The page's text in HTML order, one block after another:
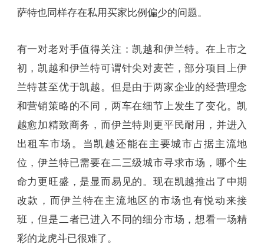
萨特也同样存在私用买家比例偏少的问题。
有一对老对手值得关注：凯越和伊兰特。在上市之
初，凯越和伊兰特可谓针尖对麦芒，部分项目上伊
兰特甚至优于凯越。但是由于两家企业的经营理念
和营销策略的不同，两车在细节上发生了变化。凯
越愈加精致商务，而伊兰特则更平民耐用，并进入
出租车市场。当凯越还能在主要城市占据主流地
位，伊兰特已需要在二三级城市寻求市场，哪个生
命力更旺盛，是显而易见的。现在凯越推出了中期
改款，而伊兰特在主流地区的市场也有悦动来接
班，但是二者已进入不同的细分市场，想看一场精
彩的龙虎斗已很难了。